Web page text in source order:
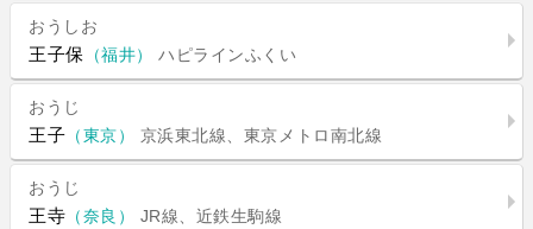
おうしお
王子保 （福井） ハピラインふくい
おうじ
王子 （東京） 京浜東北線、東京メトロ南北線
おうじ
王寺 （奈良） JR線、近鉄生駒線